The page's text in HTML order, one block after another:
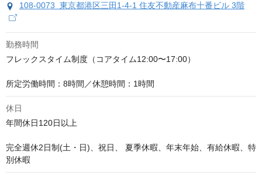
108-0073 東京都港区三田1-4-1 住友不動産麻布十番ビル 3階
勤務時間
フレックスタイム制度（コアタイム12:00〜17:00）
所定労働時間：8時間／休憩時間：1時間
休日
年間休日120日以上
完全週休2日制(土・日)、祝日、 夏季休暇、年末年始、有給休暇、特
別休暇